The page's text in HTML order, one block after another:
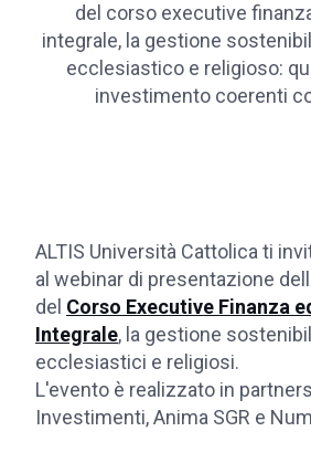
del corso executive
integrale, la gestione
ecclesiastico e religioso:
investimento coerenti
ALTIS Università Cattolica ti
al webinar di presentazione
del Corso Executive Finanza
Integrale, la gestione
ecclesiastici e religiosi.
L'evento è realizzato in
Investimenti, Anima SGR e